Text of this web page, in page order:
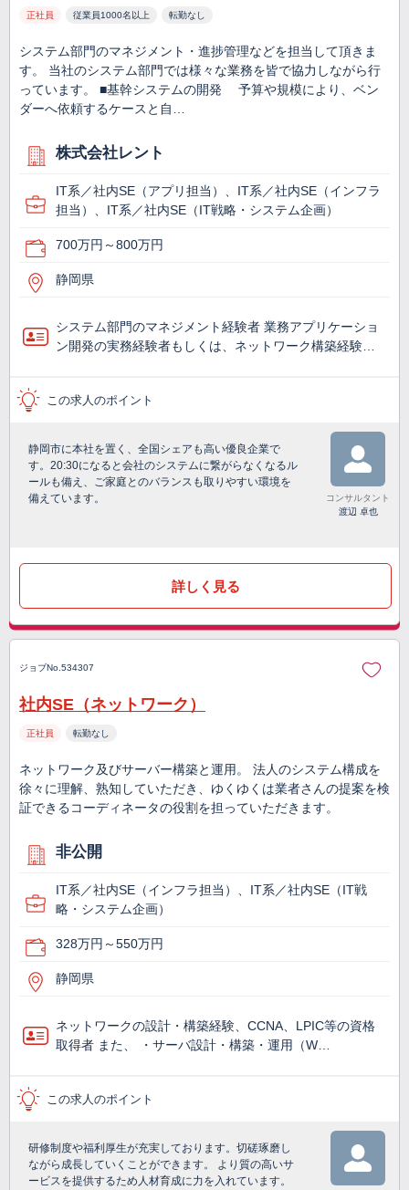
正社員 従業員1000名以上 転勤なし
システム部門のマネジメント・進捗管理などを担当して頂きま
す。 当社のシステム部門では様々な業務を皆で協力しながら行
っています。 ■基幹システムの開発 予算や規模により、ベン
ダーへ依頼するケースと自…
株式会社レント
IT系／社内SE（アプリ担当）、IT系／社内SE（インフラ
担当）、IT系／社内SE（IT戦略・システム企画）
700万円～800万円
静岡県
システム部門のマネジメント経験者 業務アプリケーショ
ン開発の実務経験者もしくは、ネットワーク構築経験…
この求人のポイント
静岡市に本社を置く、全国シェアも高い優良企業で
す。20:30になると会社のシステムに繋がらなくなるル
ールも備え、ご家庭とのバランスも取りやすい環境を
備えています。
コンサルタント
渡辺 卓也
詳しく見る
ジョブNo.534307
社内SE（ネットワーク）
正社員 転勤なし
ネットワーク及びサーバー構築と運用。 法人のシステム構成を
徐々に理解、熟知していただき、ゆくゆくは業者さんの提案を検
証できるコーディネータの役割を担っていただきます。
非公開
IT系／社内SE（インフラ担当）、IT系／社内SE（IT戦
略・システム企画）
328万円～550万円
静岡県
ネットワークの設計・構築経験、CCNA、LPIC等の資格
取得者 また、 ・サーバ設計・構築・運用（W…
この求人のポイント
研修制度や福利厚生が充実しております。切磋琢磨し
ながら成長していくことができます。 より質の高いサ
ービスを提供するため人材育成に力を入れています。